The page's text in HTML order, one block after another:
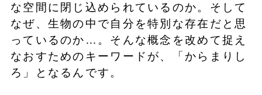
な空間に閉じ込められているのか。そして
なぜ、生物の中で自分を特別な存在だと思
っているのか…。そんな概念を改めて捉え
なおすためのキーワードが、「からまりし
ろ」となるんです。